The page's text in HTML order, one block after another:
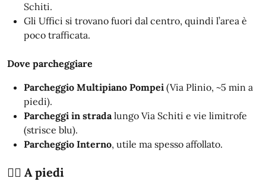
Schiti.
Gli Uffici si trovano fuori dal centro, quindi l’area è
poco trafficata.
Dove parcheggiare
Parcheggio Multipiano Pompei (Via Plinio, ~5 min a
piedi).
Parcheggi in stradalungo Via Schiti e vie limitrofe
(strisce blu).
Parcheggio Interno, utile ma spesso affollato.
🚶‍♂️ A piedi